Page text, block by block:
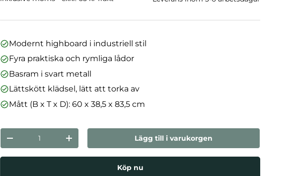
Modernt highboard i industriell stil
Fyra praktiska och rymliga lådor
Basram i svart metall
Lättskött klädsel, lätt att torka av
Mått (B x T x D): 60 x 38,5 x 83,5 cm
nummer
Minska mängdenÖka kvantiteten Lägg till i varukorgen
Köp nu